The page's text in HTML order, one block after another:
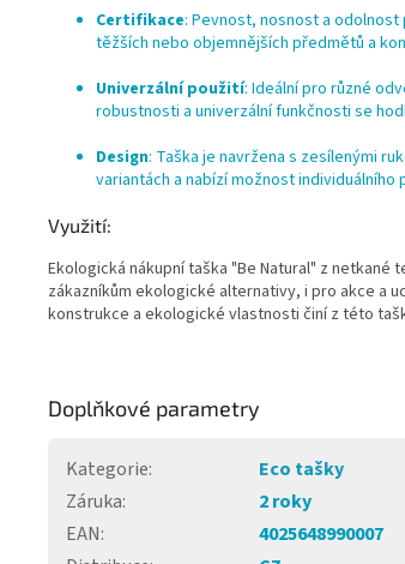
Certifikace: Pevnost, nosnost a
těžších nebo objemnějších předmětů a
Univerzální použití: Ideální pro různé
robustnosti a univerzální funkčnosti se
Design: Taška je navržena s zesílenými
variantách a nabízí možnost
Využití:
Ekologická nákupní taška "Be Natural" z
zákazníkům ekologické alternativy, i pro akce a
konstrukce a ekologické vlastnosti činí z této
Doplňkové parametry
Kategorie:
Eco tašky
Záruka:
2 roky
EAN:
4025648990007